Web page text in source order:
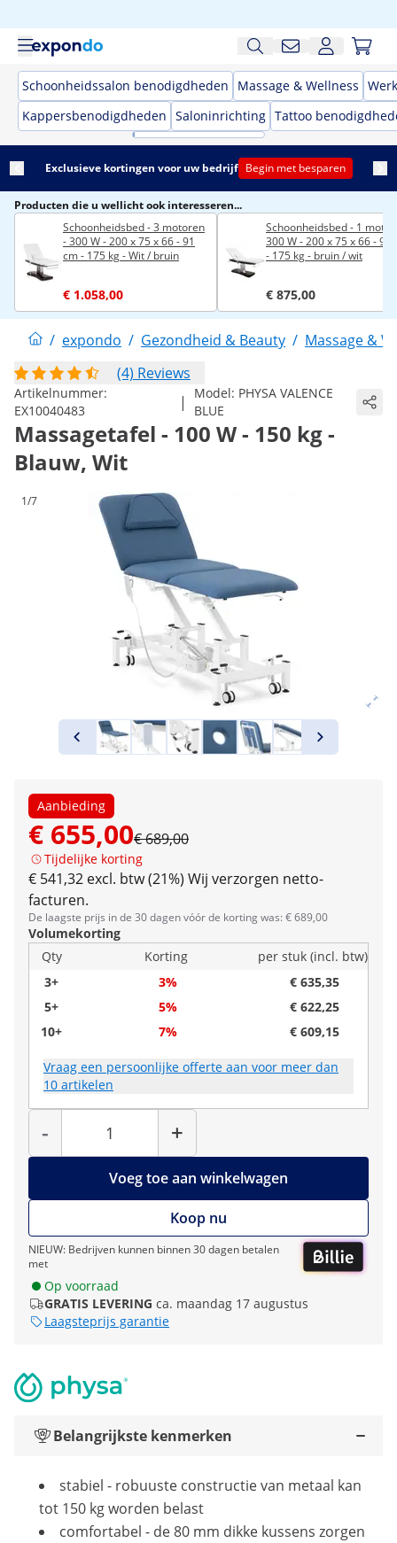
Schoonheidssalon benodigdheden Massage & Wellness
Kappersbenodigdheden Saloninrichting Tattoo
Exclusieve kortingen voor uw bedrijf Begin met besparen
Producten die u wellicht ook interesseren...
Schoonheidsbed - 3 motoren
- 300 W - 200 x 75 x 66 - 91
cm - 175 kg - Wit / bruin
€ 1.058,00
Schoonheidsbed - 1
300 W - 200 x 75 x 66 - 91
- 175 kg - bruin / wit
€ 875,00
/ expondo / Gezondheid & Beauty / Massage &
(4) Reviews
Artikelnummer:
EX10040483
| Model: PHYSA VALENCE
BLUE
Massagetafel - 100 W - 150 kg -
Blauw, Wit
1/7
Aanbieding
€ 655,00€ 689,00
Tijdelijke korting
€ 541,32 excl. btw (21%) Wij verzorgen netto-
facturen.
De laagste prijs in de 30 dagen vóór de korting was: € 689,00
Volumekorting
Qty
Korting
per stuk (incl. btw)
3+
3%
€ 635,35
5+
5%
€ 622,25
10+
7% € 609,15
Vraag een persoonlijke offerte aan voor meer dan
10 artikelen
-
Hoeveelheid
+
Voeg toe aan winkelwagen
Koop nu
NIEUW: Bedrijven kunnen binnen 30 dagen betalen
met
Op voorraad
GRATIS LEVERING ca. maandag 17 augustus
Laagsteprijs garantie
Belangrijkste kenmerken
stabiel - robuuste constructie van metaal kan
tot 150 kg worden belast
comfortabel - de 80 mm dikke kussens zorgen